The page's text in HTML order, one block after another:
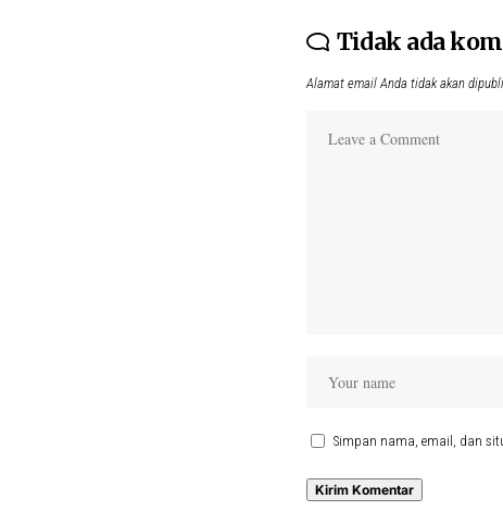
Tidak ada
Alamat email Anda tidak akan
Simpan nama, email, dan